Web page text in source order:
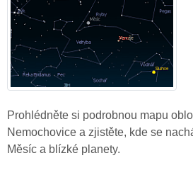
Prohlédněte si podrobnou mapu
Nemochovice a zjistěte, kde se
Měsíc a blízké planety.